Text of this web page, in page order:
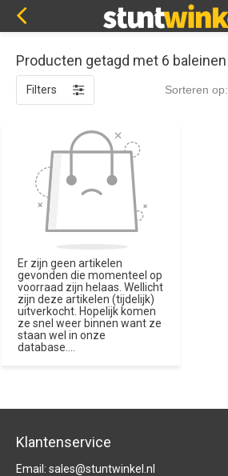
Producten getagd met 6 baleinen
Filters Sorteren op:
Er zijn geen artikelen
gevonden die momenteel op
voorraad zijn helaas. Wellicht
zijn deze artikelen (tijdelijk)
uitverkocht. Hopelijk komen
ze snel weer binnen want ze
staan wel in onze
database....
Klantenservice
Email: sales@stuntwinkel.nl